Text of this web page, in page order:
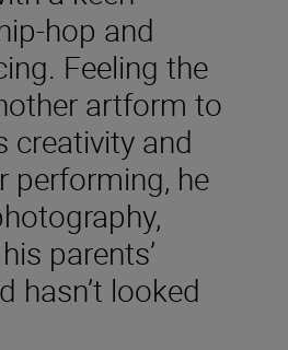
hop and
Feeling the
artform to
creativity and
performing, he
parents’
hasn’t looked